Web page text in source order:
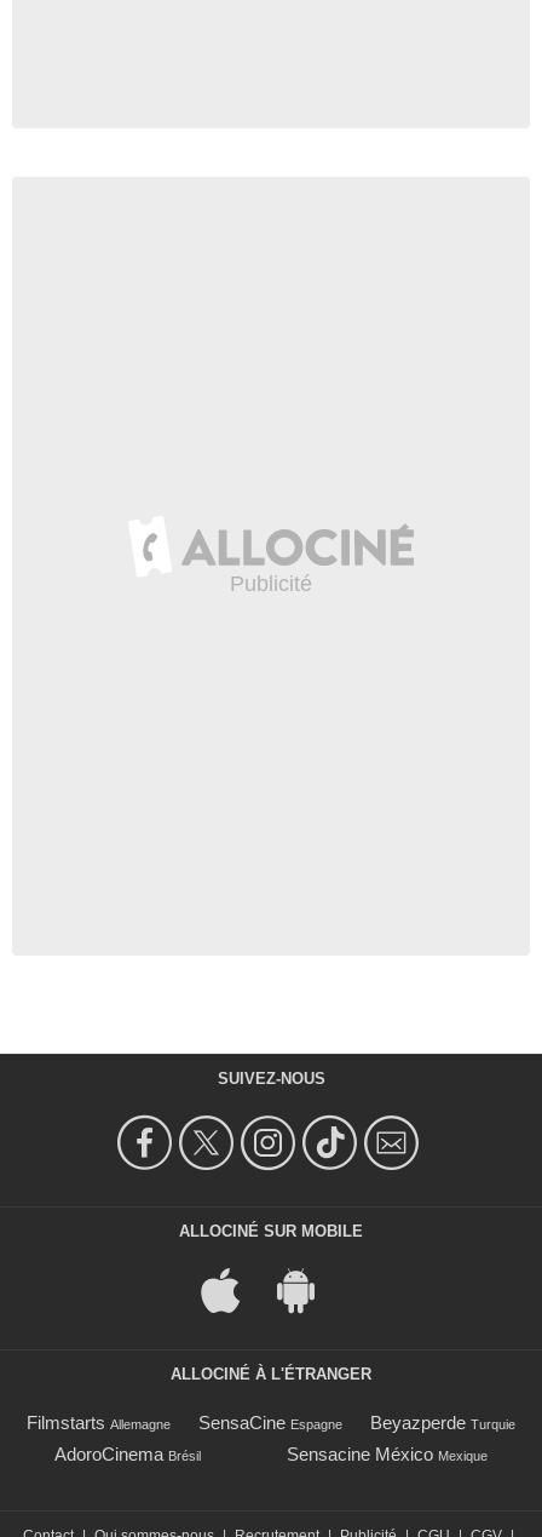
SUIVEZ-NOUS
ALLOCINÉ SUR MOBILE
ALLOCINÉ À L'ÉTRANGER
Filmstarts Allemagne SensaCine Espagne Beyazperde Turquie
AdoroCinema Brésil Sensacine México Mexique